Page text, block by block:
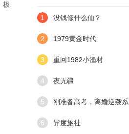
极
1 没钱修什么仙？
2 1979黄金时代
3 重回1982小渔村
4 夜无疆
5
6 异度旅社